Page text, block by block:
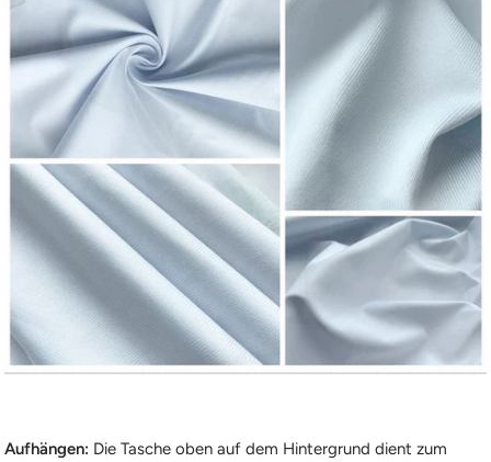
Aufhängen: Die Tasche oben auf dem Hintergrund dient zum